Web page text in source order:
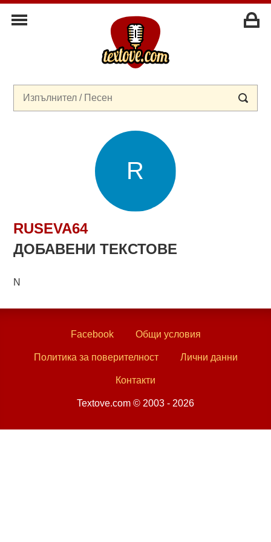
RUSEVA64
ДОБАВЕНИ ТЕКСТОВЕ
N
Facebook Общи условия
Политика за поверителност Лични данни
Контакти
Textove.com © 2003 - 2026